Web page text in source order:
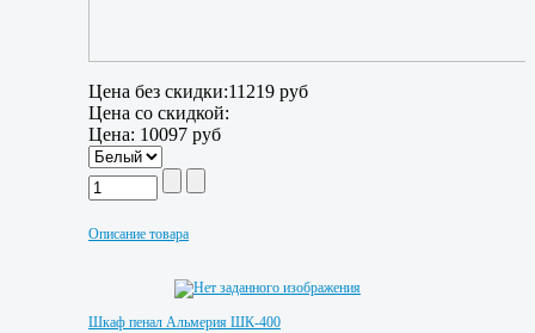
Цена без скидки:11219 руб
Цена со скидкой:
Цена: 10097 руб
Описание товара
Шкаф пенал Альмерия ШК-400